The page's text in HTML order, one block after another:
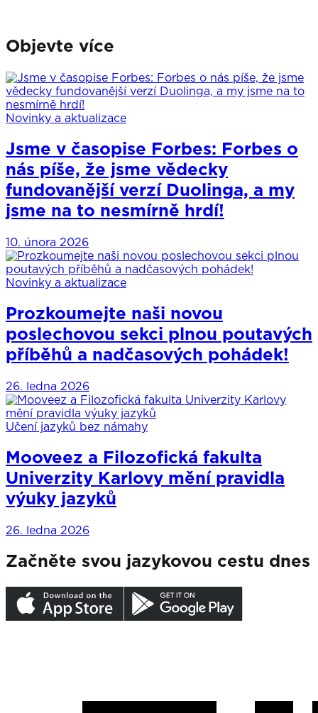
Objevte více
Novinky a aktualizace
Jsme v časopise Forbes: Forbes o
nás píše, že jsme vědecky
fundovanější verzí Duolinga, a my
jsme na to nesmírně hrdí!
10. února 2026
Novinky a aktualizace
Prozkoumejte naši novou
poslechovou sekci plnou poutavých
příběhů a nadčasových pohádek!
26. ledna 2026
Učení jazyků bez námahy
Mooveez a Filozofická fakulta
Univerzity Karlovy mění pravidla
výuky jazyků
26. ledna 2026
Začněte svou jazykovou cestu dnes